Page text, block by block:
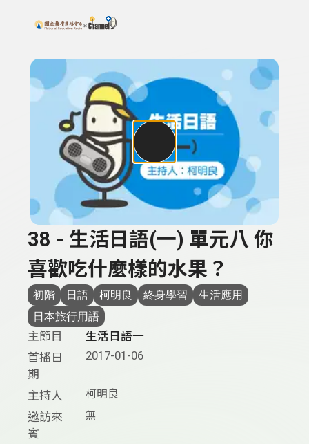
上方功能區塊
搜尋關鍵字：可輸入節目名稱、主持人或關鍵字
38 - 生活日語(一) 單元八 你
喜歡吃什麼樣的水果？
初階 日語 柯明良 終身學習
生活應用
日本旅行用語
主節目
生活日語一
首播日
期
2017-01-06
主持人 柯明良
邀訪來
賓
無